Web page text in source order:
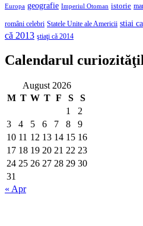
Europa geografie Imperiul Otoman istorie
români celebri Statele Unite ale Americii stiai ca
că 2013 ştiaţi că 2014
Calendarul
August 2026
M T W T F S
S
1
2
3
4 5 6 7 8
9
10 11 12 13 14 15 16
17 18 19 20 21 22 23
24 25 26 27 28 29 30
31
« Apr